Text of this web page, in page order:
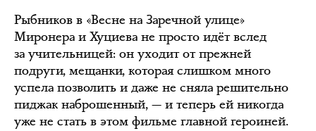
Рыбников в «Весне на Заречной улице»
Миронера и Хуциева не просто идёт вслед
за учительницей: он уходит от прежней
подруги, мещанки, которая слишком много
успела позволить и даже не сняла решительно
пиджак наброшенный, — и теперь ей никогда
уже не стать в этом фильме главной героиней.